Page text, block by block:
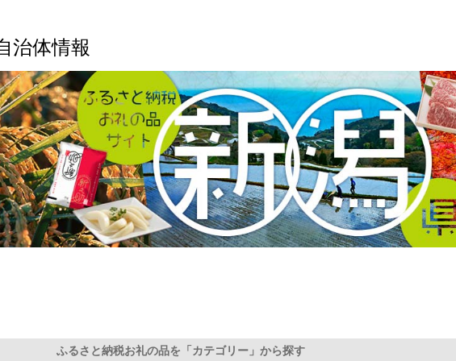
治体情報
ふるさと納税お礼の品を「カテゴリー」から探す